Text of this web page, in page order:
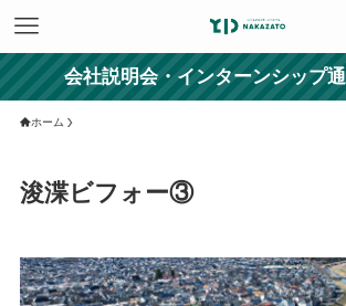
会社説明会・インターンシップ
ホーム
浚渫ビフォー③